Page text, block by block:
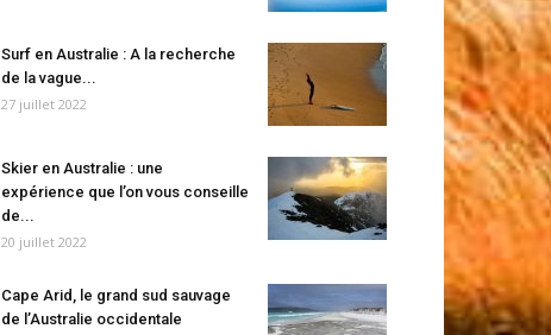
Surf en Australie : A la recherche
de la vague...
27 juillet 2022
Skier en Australie : une
expérience que l’on vous conseille
de...
20 juillet 2022
Cape Arid, le grand sud sauvage
de l’Australie occidentale